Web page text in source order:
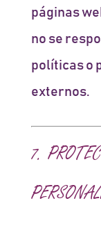
páginas
no se
políticas o
externos.
7.